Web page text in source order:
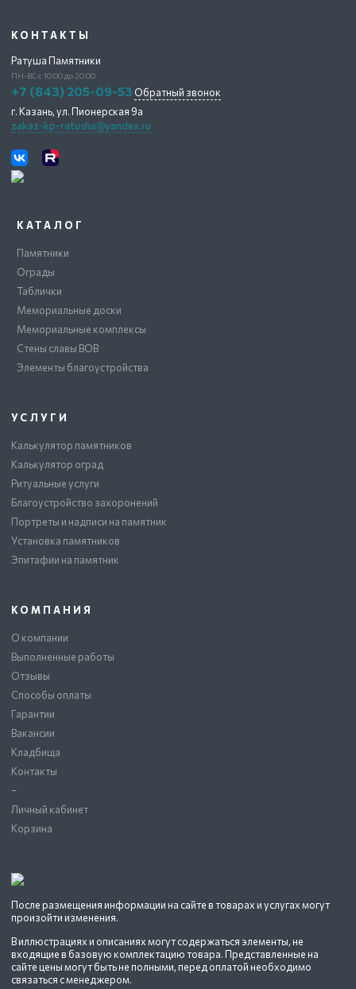
После размещения информации на сайте в товарах и услугах могут
произойти изменения.
В иллюстрациях и описаниях могут содержаться элементы, не
входящие в базовую комплектацию товара. Представленные на
сайте цены могут быть не полными, перед оплатой необходимо
связаться с менеджером.
КАТАЛОГ
Памятники
Ограды
Таблички
Мемориальные доски
Мемориальные комплексы
Стены славы ВОВ
Элементы благоустройства
УСЛУГИ
Калькулятор памятников
Калькулятор оград
Ритуальные услуги
Благоустройство захоронений
Портреты и надписи на памятник
Установка памятников
Эпитафии на памятник
КОМПАНИЯ
О компании
Выполненные работы
Отзывы
Способы оплаты
Гарантии
Вакансии
Кладбища
Контакты
–
Личный кабинет
Корзина
КОНТАКТЫ
Ратуша Памятники
ПН-ВС с 10:00 до 20:00
+7 (843) 205-09-53 Обратный звонок
г. Казань,ул. Пионерская 9а
zakaz-kp-ratusha@yandex.ru